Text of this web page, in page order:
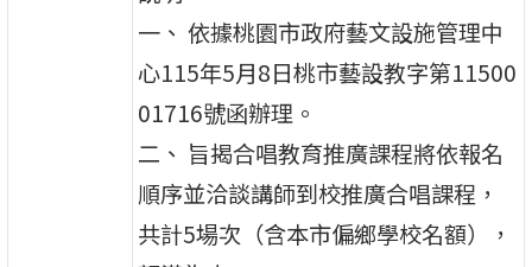
一、 依據桃園市政府藝文設施管理中
心115年5月8日桃市藝設教字第11500
01716號函辦理。
二、 旨揭合唱教育推廣課程將依報名
順序並洽談講師到校推廣合唱課程，
共計5場次（含本市偏鄉學校名額），